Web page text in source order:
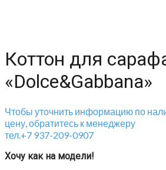
Коттон для
«Dolce&Gabbana»
Чтобы уточнить информацию по
цену, обратитесь к менеджеру
тел.+7 937-209-0907
Хочу как на модели!